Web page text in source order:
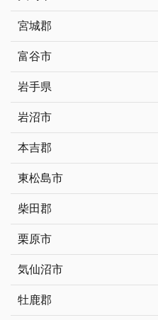
宮城郡
富谷市
岩手県
岩沼市
本吉郡
東松島市
柴田郡
栗原市
気仙沼市
牡鹿郡